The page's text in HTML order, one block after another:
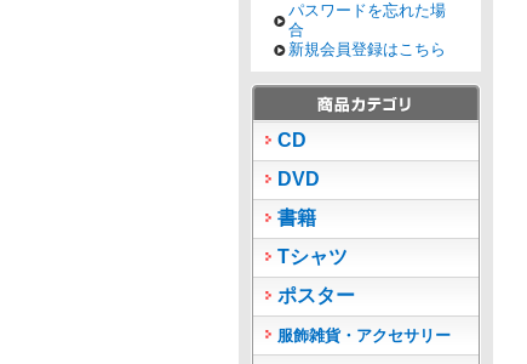
パスワードを忘れた場
合
新規会員登録はこちら
CD
DVD
書籍
Tシャツ
ポスター
服飾雑貨・アクセサリー